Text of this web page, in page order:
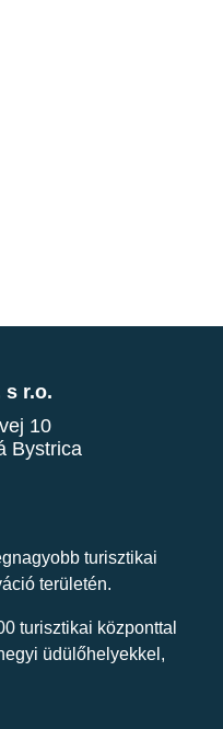
s r.o.
10
Bystrica
turisztikai
területén.
turisztikai központtal
üdülőhelyekkel,